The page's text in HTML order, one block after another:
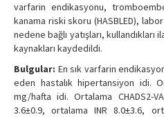
varfarin endikasyonu,
kanama riski skoru (HASBLED),
nedene bağlı yatışları,
kaynakları kaydedildi.
Bulgular: En sık varfarin
eden hastalık hipertansiyon idi.
mg/hafta idi. Ortalama CHADS2-
3.6±0.9, ortalama INR 8.0±3.6,